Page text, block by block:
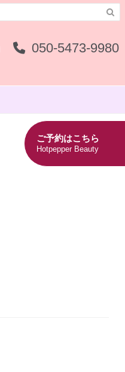

050-5473-9980
ご予約はこちら
Hotpepper Beauty